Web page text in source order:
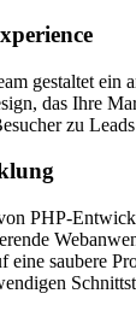
gestaltet ein
das Ihre
zu
PHP-
eine saubere